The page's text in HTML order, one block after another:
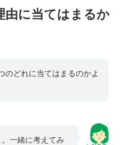
由に当てはまるか
のどれに当てはまるのかよ
一緒に考えてみ